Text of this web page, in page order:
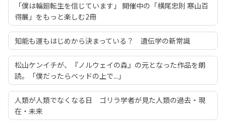
「僕は輪廻転生を信じています」 開催中の「横尾忠則 寒山百
得展」をもっと楽しむ2冊
知能も運もはじめから決まっている？ 遺伝学の新常識
松山ケンイチが、『ノルウェイの森』の元となった作品を朗
読。「僕だったらベッドの上で...」
人類が人類でなくなる日 ゴリラ学者が見た人類の過去・現
在・未来